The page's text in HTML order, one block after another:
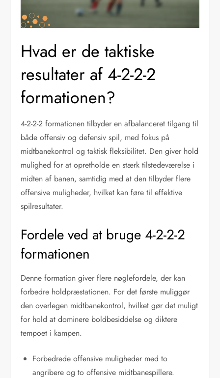
Hvad er de taktiske
resultater af 4-2-2-2
formationen?
4-2-2-2 formationen tilbyder en afbalanceret tilgang til
både offensiv og defensiv spil, med fokus på
midtbanekontrol og taktisk fleksibilitet. Den giver hold
mulighed for at opretholde en stærk tilstedeværelse i
midten af banen, samtidig med at den tilbyder flere
offensive muligheder, hvilket kan føre til effektive
spilresultater.
Fordele ved at bruge 4-2-2-2
formationen
Denne formation giver flere nøglefordele, der kan
forbedre holdpræstationen. For det første muliggør
den overlegen midtbanekontrol, hvilket gør det muligt
for hold at dominere boldbesiddelse og diktere
tempoet i kampen.
Forbedrede offensive muligheder med to
angribere og to offensive midtbanespillere.